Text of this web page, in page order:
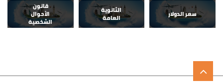
سعر الدولار
الثانوية
العامة
قانون
الأحوال
الشخصية